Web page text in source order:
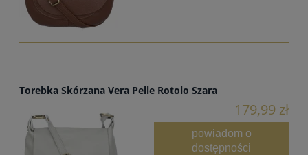
Torebka Skórzana Vera Pelle Rotolo Szara
179,99 zł
powiadom o
dostępności